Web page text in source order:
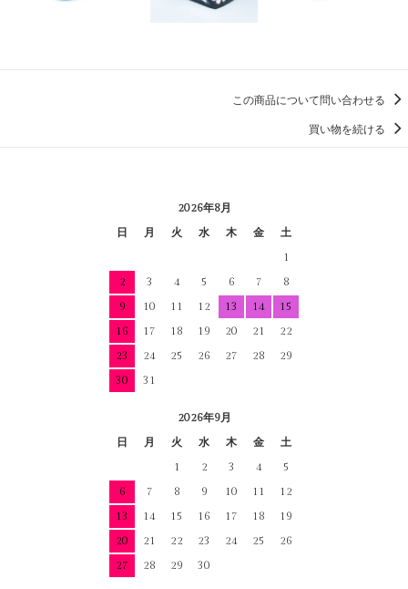
この商品について問い合わせる
買い物を続ける
2026年8月
日
月 火 水 木 金
土
1
2
3 4 5 6 7
8
9
10 11 12 13 14
15
16
17 18 19 20 21
22
23
24 25 26 27 28
29
30
31
2026年9月
日
月 火 水 木 金
土
1
2 3 4
5
6
7 8 9 10 11
12
13
14 15 16 17 18
19
20
21 22 23 24 25
26
27
28 29 30